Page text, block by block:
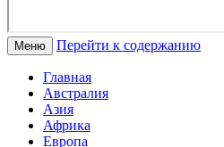
Меню Перейти к содержанию
Главная
Австралия
Азия
Африка
Европа